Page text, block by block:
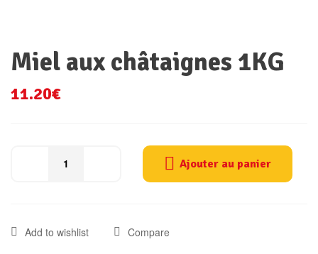
Miel aux châtaignes 1KG
11.20€
Ajouter au panier
Add to wishlist Compare